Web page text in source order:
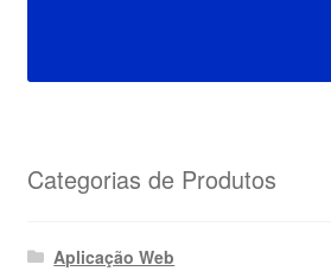
Categorias de Produtos
Aplicação Web